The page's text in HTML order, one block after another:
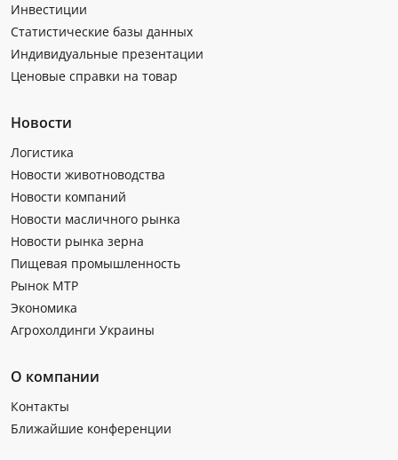
Инвестиции
Статистические базы данных
Индивидуальные презентации
Ценовые справки на товар
Новости
Логистика
Новости животноводства
Новости компаний
Новости масличного рынка
Новости рынка зерна
Пищевая промышленность
Рынок МТР
Экономика
Агрохолдинги Украины
О компании
Контакты
Ближайшие конференции